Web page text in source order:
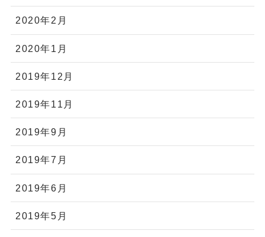
2020年2月
2020年1月
2019年12月
2019年11月
2019年9月
2019年7月
2019年6月
2019年5月